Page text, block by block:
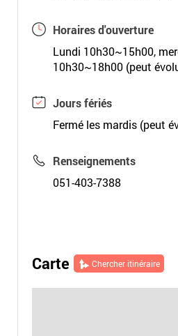
Horaires d'ouverture
Lundi 10h30~15h00,
10h30~18h00 (peut
Jours fériés
Fermé les mardis (peut
Renseignements
051-403-7388
Carte Chercher itinéraire